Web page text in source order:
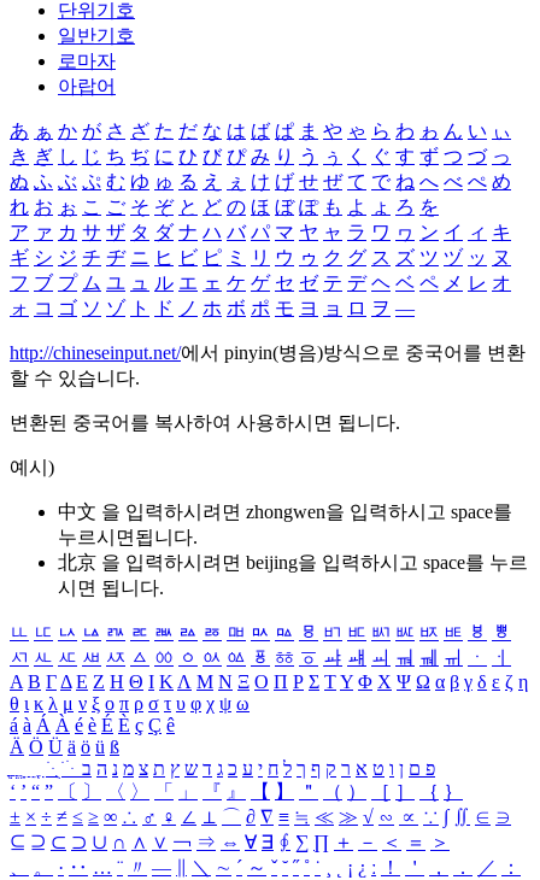
단위기호
일반기호
로마자
아랍어
あ ぁ か が さ ざ た だ な は ば ぱ ま や ゃ ら わ ゎ ん い ぃ
き ぎ し じ ち ぢ に ひ び ぴ み り う ぅ く ぐ す ず つ づ っ
ぬ ふ ぶ ぷ む ゆ ゅ る え ぇ け げ せ ぜ て で ね へ べ ぺ め
れ お ぉ こ ご そ ぞ と ど の ほ ぼ ぽ も よ ょ ろ を
ア ァ カ サ ザ タ ダ ナ ハ バ パ マ ヤ ャ ラ ワ ヮ ン イ ィ キ
ギ シ ジ チ ヂ ニ ヒ ビ ピ ミ リ ウ ゥ ク グ ス ズ ツ ヅ ッ ヌ
フ ブ プ ム ユ ュ ル エ ェ ケ ゲ セ ゼ テ デ ヘ ベ ペ メ レ オ
ォ コ ゴ ソ ゾ ト ド ノ ホ ボ ポ モ ヨ ョ ロ ヲ ―
http://chineseinput.net/에서 pinyin(병음)방식으로 중국어를 변환
할 수 있습니다.
변환된 중국어를 복사하여 사용하시면 됩니다.
예시)
中文 을 입력하시려면 zhongwen을 입력하시고 space를
누르시면됩니다.
北京 을 입력하시려면 beijing을 입력하시고 space를 누르
시면 됩니다.
ㅥ ㅦ ㅧ ㅨ ㅩ ㅪ ㅫ ㅬ ㅭ ㅮ ㅯ ㅰ ㅱ ㅲ ㅳ ㅴ ㅵ ㅶ ㅷ ㅸ
ㅹ
ㅺ ㅻ ㅼ ㅽ ㅾ ㅿ ㆀ ㆁ ㆂ ㆃ ㆄ ㆅ ㆆ ㆇ ㆈ ㆉ ㆊ ㆋ ㆌ ㆍ
ㆎ
Α Β ΓΔ Ε Ζ Η Θ Ι ΚΛ Μ Ν Ξ Ο Π Ρ Σ ΤΥ Φ Χ Ψ Ω α β γ δ ε ζ η
θ ι κ λ μ ν ξ ο π ρ σ τ υ φ χ ψ ω
á à Á À é è É È ç Ç ê
Ä Ö Ü ä ö ü ß
ִֶֹ ֻּ ׁׂ פ ם ן ו ט א ר ק ף ך ל ח י ע כ ג ד ש ץ ת צ מ נ ה ב
‘ ’ “ ” 〔 〕 〈 〉 「 」 『 』 【 】 ＂ （ ） ［ ］ ｛ ｝
± × ÷ ≠ ≤ ≥ ∞ ∴ ♂ ♀ ∠ ⊥ ⌒ ∂ ∇ ≡ ≒ ≪ ≫ √ ∽ ∝ ∵ ∫ ∬ ∈ ∋
⊆ ⊇ ⊂ ⊃ ∪ ∩ ∧ ∨ ￢ ⇒ ⇔ ∀ ∃ ∮ ∑ ∏ ＋ － ＜ ＝
＞
、
。 · ‥ … ¨ 〃 ― ＼ ∼ ´ ～ ˇ ˘ ˝ ˚ ˙ ¸ ¡ ¿ ː ！ ＇ ， ． ／
：